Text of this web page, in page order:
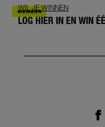
WIL JE WINNEN
LOG HIER IN EN WIN